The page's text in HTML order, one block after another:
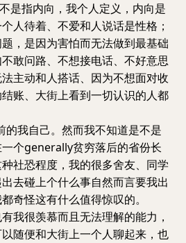
是指内向，我个人定义，内向是
人待着、不爱和人说话是性格；
，是因为害怕而无法做到最基础
敢问路、不想接电话、不好意思
主动和人搭话、因为不想面对收
账、大街上看到一切认识的人都
的我自己。然而我不知道是不是
个generally贫穷落后的省份长
社恐程度，我的很多舍友、同学
去碰上个什么事自然而言要我出
奇怪这有什么值得惊叹的。
我很羡慕而且无法理解的能力，
随便和大街上一个人聊起来，也